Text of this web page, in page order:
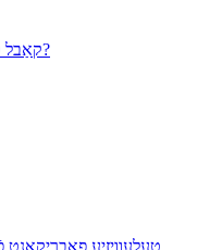
ווי צו פאַרריכטן טעלעוויזיע LVD קאַבל?